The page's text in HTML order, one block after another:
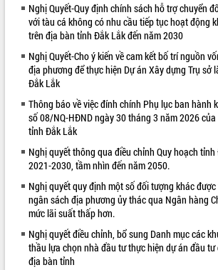
phát triển mới
Thường trực HĐND tỉnh Đắk Lắk gặp
mặt Đoàn chuyên gia y tế TP. Hồ Chí
Minh
Lễ truy điệu và an táng hài cốt liệt sĩ
tại Nghĩa trang Liệt sĩ xã Sơn Hòa
Bàn giải pháp tháo gỡ khó khăn trong
xuất khẩu sầu riêng và triển khai quy
định EUDR
Thứ trưởng Bộ Nông nghiệp và Môi
trường Nguyễn Hoàng Hiệp khảo sát
vùng trồng và doanh nghiệp đóng gói
sầu riêng tại Đắk Lắk
Trình diễn nghệ thuật chế biến các
món ăn từ sầu riêng
Đắk Lắk công bố Quy hoạch và xúc
tiến đầu tư tỉnh
ALBUM ẢNH
LIÊN KẾT WEB
Nghị Quyết-Quy định chính sách hỗ trợ chuyển
với tàu cá không có nhu cầu tiếp tục hoạt động
trên địa bàn tỉnh Đắk Lắk đến năm 2030
Nghị Quyết-Cho ý kiến về cam kết bố trí nguồn
địa phương để thực hiện Dự án Xây dựng Trụ sở
Đắk Lắk
Thông báo về việc đính chính Phụ lục ban hành
số 08/NQ-HĐND ngày 30 tháng 3 năm 2026
tỉnh Đắk Lắk
Nghị quyết thông qua điều chỉnh Quy hoạch
2021-2030, tầm nhìn đến năm 2050.
Nghị quyết quy định một số đối tượng khác
ngân sách địa phương ủy thác qua Ngân hàng
mức lãi suất thấp hơn.
Nghị quyết điều chỉnh, bổ sung Danh mục các
thầu lựa chọn nhà đầu tư thực hiện dự án đầu tư
địa bàn tỉnh